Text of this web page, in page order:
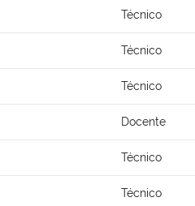
Técnico
Técnico
Técnico
Docente
Técnico
Técnico